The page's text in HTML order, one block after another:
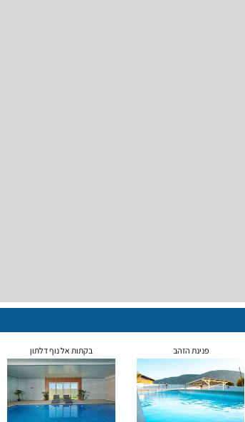
פנינת הזהב בקתות אל נוף דלתון